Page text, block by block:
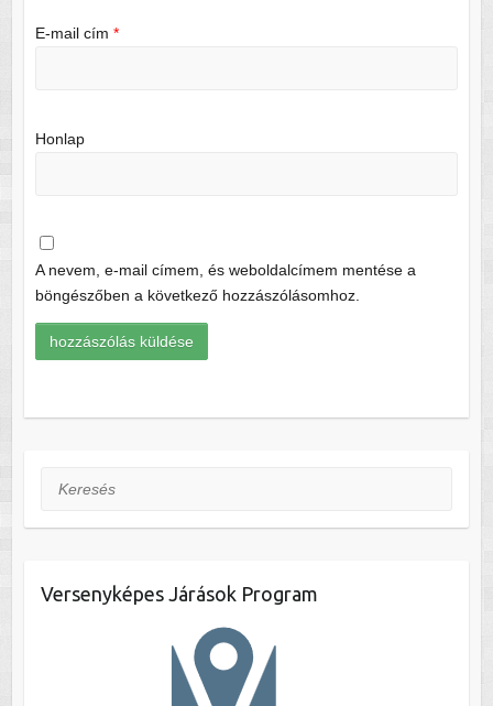
E-mail cím *
Honlap
A nevem, e-mail címem, és weboldalcímem mentése a
böngészőben a következő hozzászólásomhoz.
Keresés
Versenyképes Járások Program